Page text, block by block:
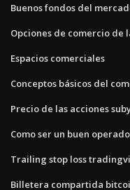
Buenos fondos del
Opciones de comercio de
Espacios comerciales
Conceptos básicos del
Precio de las acciones
Como ser un buen
Trailing stop loss
Billetera compartida